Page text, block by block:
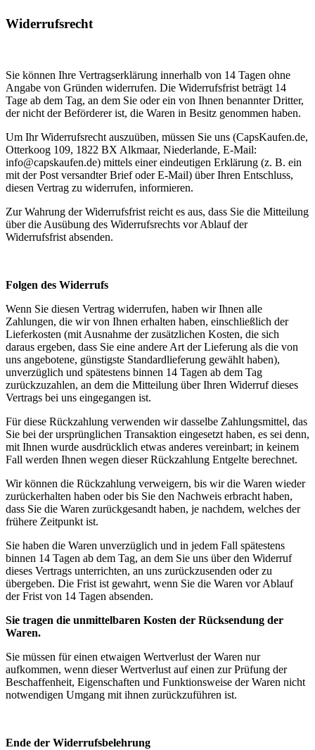
Widerrufsrecht
Sie können Ihre Vertragserklärung innerhalb von 14 Tagen ohne
Angabe von Gründen widerrufen. Die Widerrufsfrist beträgt 14
Tage ab dem Tag, an dem Sie oder ein von Ihnen benannter Dritter,
der nicht der Beförderer ist, die Waren in Besitz genommen haben.
Um Ihr Widerrufsrecht auszuüben, müssen Sie uns (CapsKaufen.de,
Otterkoog 109, 1822 BX Alkmaar, Niederlande, E-Mail:
info@capskaufen.de) mittels einer eindeutigen Erklärung (z. B. ein
mit der Post versandter Brief oder E-Mail) über Ihren Entschluss,
diesen Vertrag zu widerrufen, informieren.
Zur Wahrung der Widerrufsfrist reicht es aus, dass Sie die Mitteilung
über die Ausübung des Widerrufsrechts vor Ablauf der
Widerrufsfrist absenden.
Folgen des Widerrufs
Wenn Sie diesen Vertrag widerrufen, haben wir Ihnen alle
Zahlungen, die wir von Ihnen erhalten haben, einschließlich der
Lieferkosten (mit Ausnahme der zusätzlichen Kosten, die sich
daraus ergeben, dass Sie eine andere Art der Lieferung als die von
uns angebotene, günstigste Standardlieferung gewählt haben),
unverzüglich und spätestens binnen 14 Tagen ab dem Tag
zurückzuzahlen, an dem die Mitteilung über Ihren Widerruf dieses
Vertrags bei uns eingegangen ist.
Für diese Rückzahlung verwenden wir dasselbe Zahlungsmittel, das
Sie bei der ursprünglichen Transaktion eingesetzt haben, es sei denn,
mit Ihnen wurde ausdrücklich etwas anderes vereinbart; in keinem
Fall werden Ihnen wegen dieser Rückzahlung Entgelte berechnet.
Wir können die Rückzahlung verweigern, bis wir die Waren wieder
zurückerhalten haben oder bis Sie den Nachweis erbracht haben,
dass Sie die Waren zurückgesandt haben, je nachdem, welches der
frühere Zeitpunkt ist.
Sie haben die Waren unverzüglich und in jedem Fall spätestens
binnen 14 Tagen ab dem Tag, an dem Sie uns über den Widerruf
dieses Vertrags unterrichten, an uns zurückzusenden oder zu
übergeben. Die Frist ist gewahrt, wenn Sie die Waren vor Ablauf
der Frist von 14 Tagen absenden.
Sie tragen die unmittelbaren Kosten der Rücksendung der
Waren.
Sie müssen für einen etwaigen Wertverlust der Waren nur
aufkommen, wenn dieser Wertverlust auf einen zur Prüfung der
Beschaffenheit, Eigenschaften und Funktionsweise der Waren nicht
notwendigen Umgang mit ihnen zurückzuführen ist.
Ende der Widerrufsbelehrung